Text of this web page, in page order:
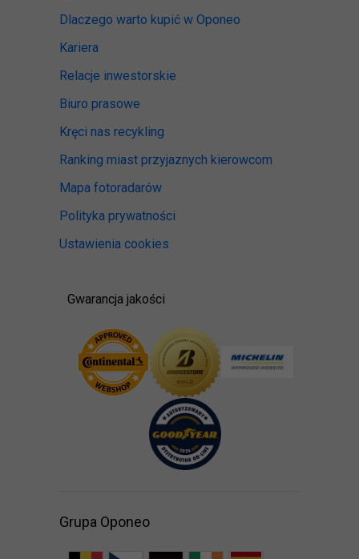
Dlaczego warto kupić w Oponeo
Kariera
Relacje inwestorskie
Biuro prasowe
Kręci nas recykling
Ranking miast przyjaznych kierowcom
Mapa fotoradarów
Polityka prywatności
Ustawienia cookies
Gwarancja jakości
Grupa Oponeo